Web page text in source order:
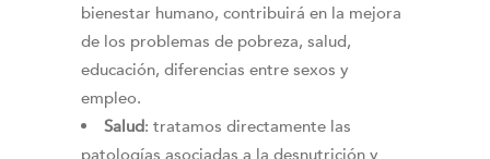
bienestar humano, contribuirá en la mejora
de los problemas de pobreza, salud,
educación, diferencias entre sexos y
empleo.
Salud: tratamos directamente las
patologías asociadas a la desnutrición y